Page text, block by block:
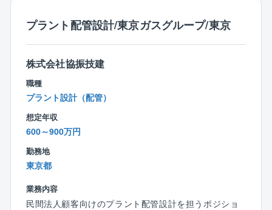
道の測量・設計、環境事業にも事業範囲を広げてお
【同社の魅力】
☆東京ガスグループの安定基盤がございます。
☆残業時間は20h程度と少なめで、繁忙期の波もほとん
どございません。
☆リモートワークも可能でございます
☆保存有給休暇制度もあり、長期入院などが必要とな
った際にも安心できる制度が整っております。
プラント配管設計/東京ガスグループ/東京
株式会社協振技建
職種
プラント設計（配管）
想定年収
600～900万円
勤務地
東京都
業務内容
民間法人顧客向けのプラント配管設計を担うポジショ